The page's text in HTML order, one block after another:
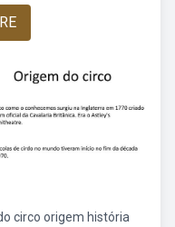
circo origem história